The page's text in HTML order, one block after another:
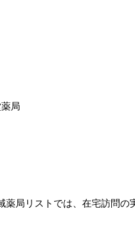
局
薬局リストでは、在宅訪問